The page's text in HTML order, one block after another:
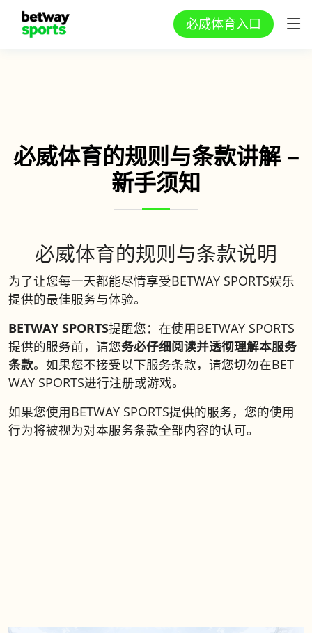
必威体育入口
必威体育的规则与条款讲解 –
新手须知
必威体育的规则与条款说明
为了让您每一天都能尽情享受BETWAY SPORTS娱乐
提供的最佳服务与体验。
BETWAY SPORTS提醒您：在使用BETWAY SPORTS
提供的服务前，请您务必仔细阅读并透彻理解本服务
条款。如果您不接受以下服务条款，请您切勿在BET
WAY SPORTS进行注册或游戏。
如果您使用BETWAY SPORTS提供的服务，您的使用
行为将被视为对本服务条款全部内容的认可。